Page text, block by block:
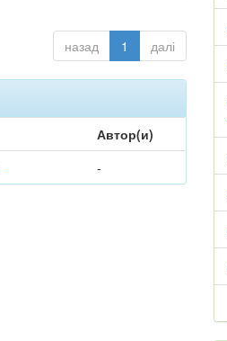
назад 1 далі
Автор(и)
-